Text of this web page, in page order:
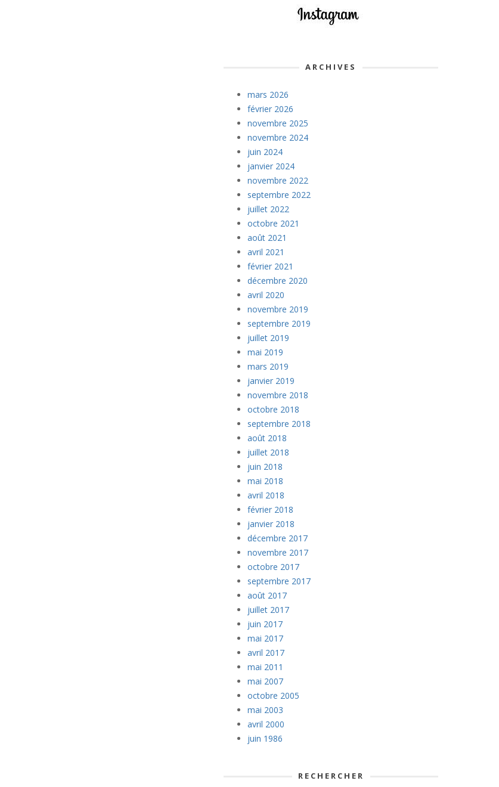
ARCHIVES
mars 2026
février 2026
novembre 2025
novembre 2024
juin 2024
janvier 2024
novembre 2022
septembre 2022
juillet 2022
octobre 2021
août 2021
avril 2021
février 2021
décembre 2020
avril 2020
novembre 2019
septembre 2019
juillet 2019
mai 2019
mars 2019
janvier 2019
novembre 2018
octobre 2018
septembre 2018
août 2018
juillet 2018
juin 2018
mai 2018
avril 2018
février 2018
janvier 2018
décembre 2017
novembre 2017
octobre 2017
septembre 2017
août 2017
juillet 2017
juin 2017
mai 2017
avril 2017
mai 2011
mai 2007
octobre 2005
mai 2003
avril 2000
juin 1986
RECHERCHER